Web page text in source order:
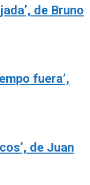
de Bruno
fuera’,
de Juan